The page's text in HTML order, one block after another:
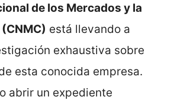
de los Mercados y la
está llevando a
exhaustiva sobre
esta conocida empresa.
abrir un expediente